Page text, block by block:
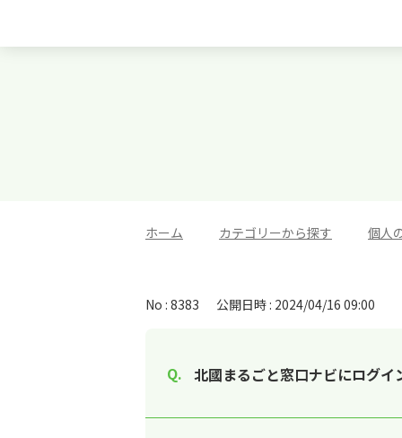
ホーム カテゴリーから探す 個人
No : 8383 公開日時 : 2024/04/16 09:00
北國まるごと窓口ナビにログイ